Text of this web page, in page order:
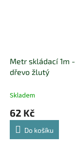
Metr skládací 1m -
dřevo žlutý
Skladem
62 Kč
Do košíku